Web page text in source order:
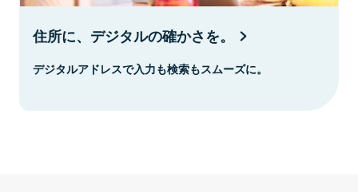
住所に、デジタルの確かさを。
デジタルアドレスで入力も検索もスムーズに。